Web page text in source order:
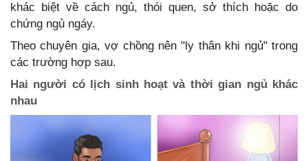
khác biệt về cách ngủ, thói quen, sở thích hoặc do
chứng ngủ ngáy.
Theo chuyên gia, vợ chồng nên "ly thân khi ngủ" trong
các trường hợp sau.
Hai người có lịch sinh hoạt và thời gian ngủ khác
nhau